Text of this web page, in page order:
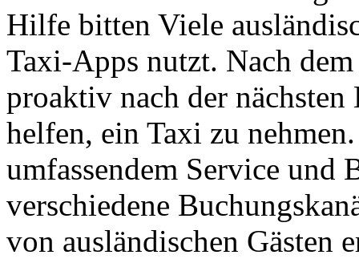
Hilfe bitten Viele
Taxi-Apps nutzt. Nach
proaktiv nach der
helfen, ein Taxi zu
umfassendem Service und
verschiedene
von ausländischen Gästen